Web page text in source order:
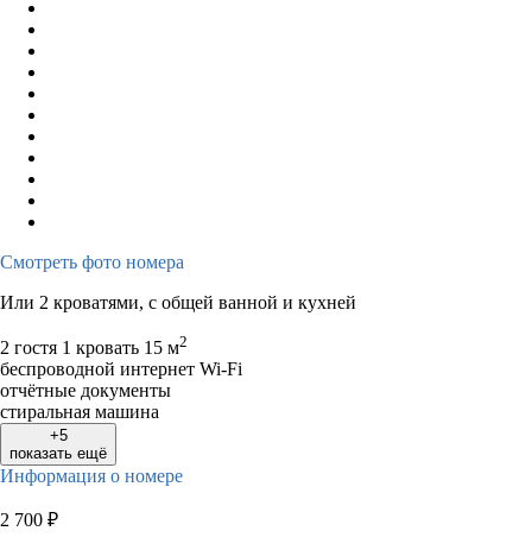
Смотреть фото номера
Или 2 кроватями, с общей ванной и кухней
2 гостя 1 кровать 15 м2
беспроводной интернет Wi-Fi
отчётные документы
стиральная машина
+5
показать ещё
Информация о номере
2 700 ₽